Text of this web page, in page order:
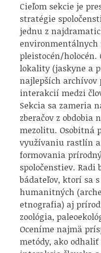
Cieľom sekcie je
stratégie
jednu z
environmentálnych
pleistocén/holocén.
lokality (jaskyne a
najlepších
interakcií medzi
Sekcia sa zameria
zberačov z obdobia
mezolitu. Osobitná
využívaniu rastlín a
formovania
spoločenstiev. Radi
bádateľov, ktorí sa
humanitných
etnografia) aj
zoológia,
Oceníme najmä
metódy, ako